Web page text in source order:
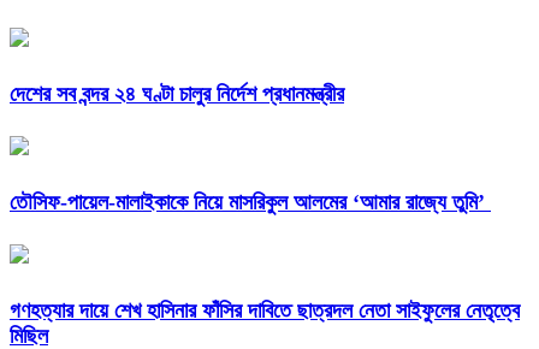
দেশের সব বন্দর ২৪ ঘণ্টা চালুর নির্দেশ প্রধানমন্ত্রীর
তৌসিফ-পায়েল-মালাইকাকে নিয়ে মাসরিকুল আলমের ‘আমার রাজ্যে তুমি’
গণহত্যার দায়ে শেখ হাসিনার ফাঁসির দাবিতে ছাত্রদল নেতা সাইফুলের নেতৃত্বে
মিছিল